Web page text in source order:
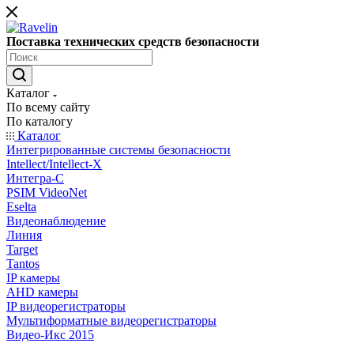
Поставка технических средств безопасности
Каталог
По всему сайту
По каталогу
Каталог
Интегрированные системы безопасности
Intellect/Intellect-X
Интегра-С
PSIM VideoNet
Eselta
Видеонаблюдение
Линия
Target
Tantos
IP камеры
AHD камеры
IP видеорегистраторы
Мультиформатные видеорегистраторы
Видео-Икс 2015